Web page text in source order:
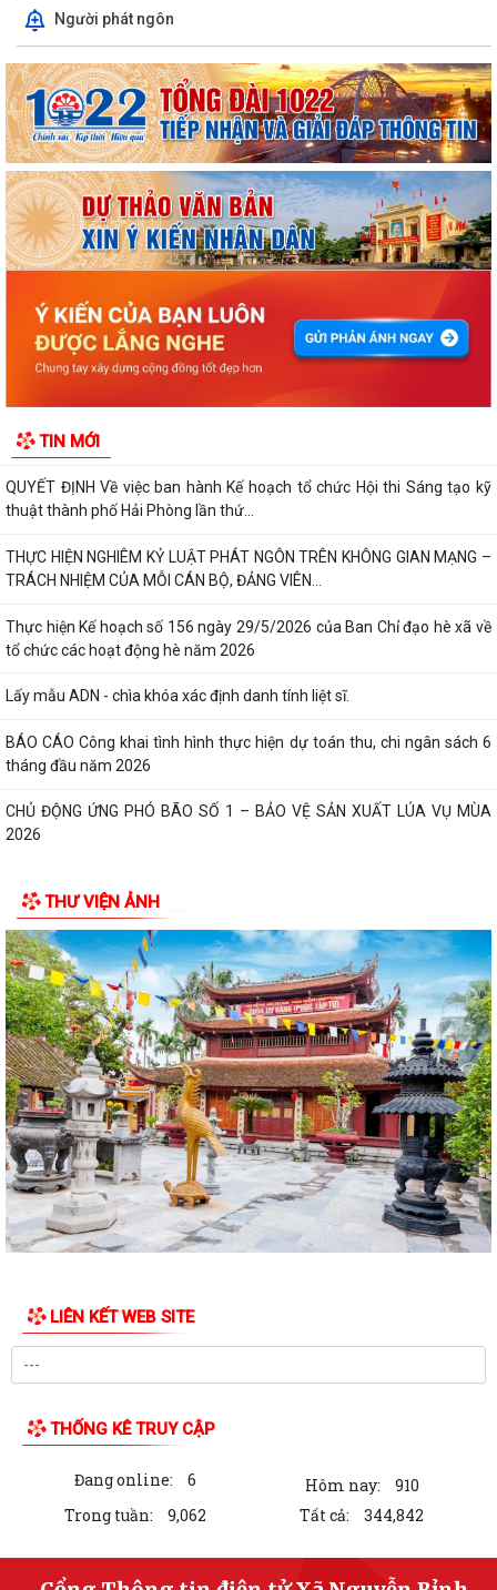
Người phát ngôn
TIN MỚI
ỦY BAN NHÂN DÂN XÃ NGUYỄN BỈNH KHIÊM TUYÊN TRUYỀN, HƯỚNG
DẪN NGƯỜI DÂN CHUYỂN ĐỔI THIẾT BỊ, SIM...
KẾ HOẠCH Triển khai tuyển chọn thực tập sinh nữ đi thực tập kỹ thuật
tại Nhật Bản Đợt II năm 2026
Kỷ niệm 79 năm Ngày Thương binh - Liệt sĩ (27-7-1947 – 27-7-2026)
KHẢO SÁT, THĂM DÒ Ý KIẾN SAU 01 NĂM THỰC HIỆN MÔ HÌNH CHÍNH
QUYỀN ĐỊA PHƯƠNG 02 CẤP
tư của cộng đồng các công trình,...
QUYẾT ĐỊNH Về việc ban hành Kế hoạch tổ chức Hội thi Sáng tạo kỹ
thuật thành phố Hải Phòng lần thứ...
THỰC HIỆN NGHIÊM KỶ LUẬT PHÁT NGÔN TRÊN KHÔNG GIAN MẠNG –
TRÁCH NHIỆM CỦA MỖI CÁN BỘ, ĐẢNG VIÊN...
Thực hiện Kế hoạch số 156 ngày 29/5/2026 của Ban Chỉ đạo hè xã về
tổ chức các hoạt động hè năm 2026
Lấy mẫu ADN - chìa khóa xác định danh tính liệt sĩ.
BÁO CÁO Công khai tình hình thực hiện dự toán thu, chi ngân sách 6
tháng đầu năm 2026
CHỦ ĐỘNG ỨNG PHÓ BÃO SỐ 1 – BẢO VỆ SẢN XUẤT LÚA VỤ MÙA
2026
XÚC CỬ TRI CHUẨN BỊ KỲ HỌP THƯỜNG LỆ...
Công điện phòng chống bão số 1 (Bão MAYSAK) và mưa lũ sau bão
THÔNG BÁO Lịch tiếp công dân định kỳ của Chủ tịch Ủy ban nhân dân
xã Quý III, IV năm 2026
Bộ Chính trị tổ chức hội nghị toàn quốc sơ kết 1 năm vận hành mô hình
tổ chức tổng thể của hệ...
Luật sửa đổi bổ sung một số điều của Luật Tiếp công dân, luật khiếu
nại, luật tố cáo
Luật sửa đổi, bổ sung một số điều của Luật phòng chống tham nhũng
Chiến dịch “500 ngày đêm đẩy mạnh thực hiện tìm kiếm, quy tập và
Kỷ niệm Ngày gia đình Việt Nam 28/6
KẾ HOẠCH Tiếp công dân của Chủ tịch Ủy ban nhân dân xã Quý III, IV
Tổ chức chi trả tiền bồi thường, hỗ trợ GPMB cho 100 hộ dân (đợt 1)
Dự thảo chứng thư khu B Dự án đầu tư kinh doanh kết cấu hạ tầng xây
dựng và kinh doanh kết cấ hạ...
QUYẾT ĐỊNH Ban hành Kế hoạch kiểm tra công tác cải cách hành
THƯ VIỆN ẢNH
LIÊN KẾT WEB SITE
THỐNG KÊ TRUY CẬP
Đang online: 6 Hôm nay:
910
Trong tuần:
9,062 Tất cả: 344,842